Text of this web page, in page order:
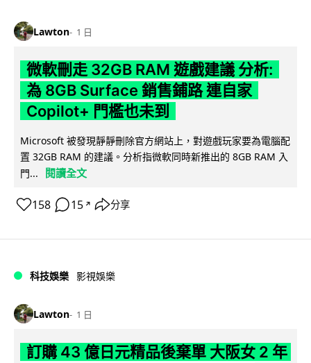
Lawton 1 日
微軟刪走 32GB RAM 遊戲建議 分析:
為 8GB Surface 銷售鋪路 連自家
Copilot+ 門檻也未到
Microsoft 被發現靜靜刪除官方網站上，對遊戲玩家要為電腦配
置 32GB RAM 的建議。分析指微軟同時新推出的 8GB RAM 入
門...
閱讀全文
158 15 ↗ 分享
科技娛樂 影視娛樂
Lawton 1 日
訂購 43 億日元精品後棄單 大阪女 2 年